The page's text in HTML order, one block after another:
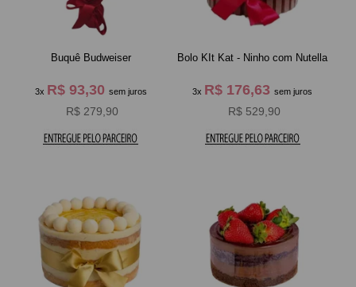
Buquê Budweiser
3x R$ 93,30 sem juros
R$ 279,90
Bolo KIt Kat - Ninho com Nutella
3x R$ 176,63sem juros
R$ 529,90